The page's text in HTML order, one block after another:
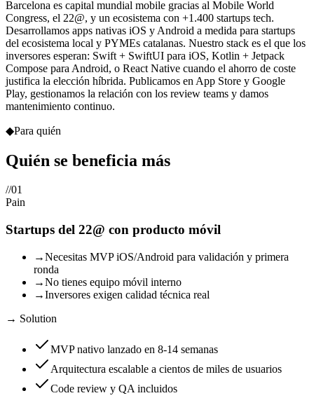
Barcelona es capital mundial mobile gracias al Mobile World
Congress, el 22@, y un ecosistema con +1.400 startups tech.
Desarrollamos apps nativas iOS y Android a medida para startups
del ecosistema local y PYMEs catalanas. Nuestro stack es el que los
inversores esperan: Swift + SwiftUI para iOS, Kotlin + Jetpack
Compose para Android, o React Native cuando el ahorro de coste
justifica la elección híbrida. Publicamos en App Store y Google
Play, gestionamos la relación con los review teams y damos
mantenimiento continuo.
◆Para quién
Quién se beneficia más
//01
Pain
Startups del 22@ con producto móvil
→Necesitas MVP iOS/Android para validación y primera
ronda
→No tienes equipo móvil interno
→Inversores exigen calidad técnica real
→ Solution
MVP nativo lanzado en 8-14 semanas
Arquitectura escalable a cientos de miles de usuarios
Code review y QA incluidos